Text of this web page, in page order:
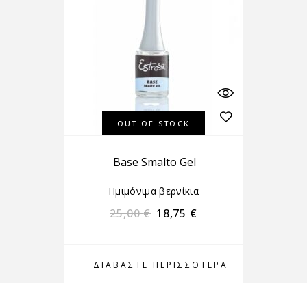
OUT OF STOCK
ΔΙΑΒΆΣΤΕ ΠΕΡΙΣΣΌΤΕΡΑ
Base Smalto Gel
Ημιμόνιμα βερνίκια
25,00€ 18,75 €